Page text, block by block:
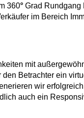
360° Grad Rundgang
im Bereich
mit
Betrachter ein
wir
auch ein